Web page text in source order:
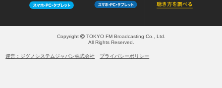
Copyright
TOKYO FM Broadcasting Co., Ltd.
All Rights Reserved.
運営：ジグノシステムジャパン株式会社 プライバシーポリシー